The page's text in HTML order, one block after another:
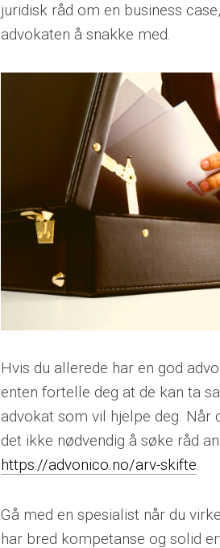
juridisk råd om en business
advokaten å snakke med.
Hvis du allerede har en god
enten fortelle deg at de kan ta
advokat som vil hjelpe deg. Når
det ikke nødvendig å søke råd
https://advonico.no/arv-skifte.
Gå med en spesialist når du
har bred kompetanse og solid